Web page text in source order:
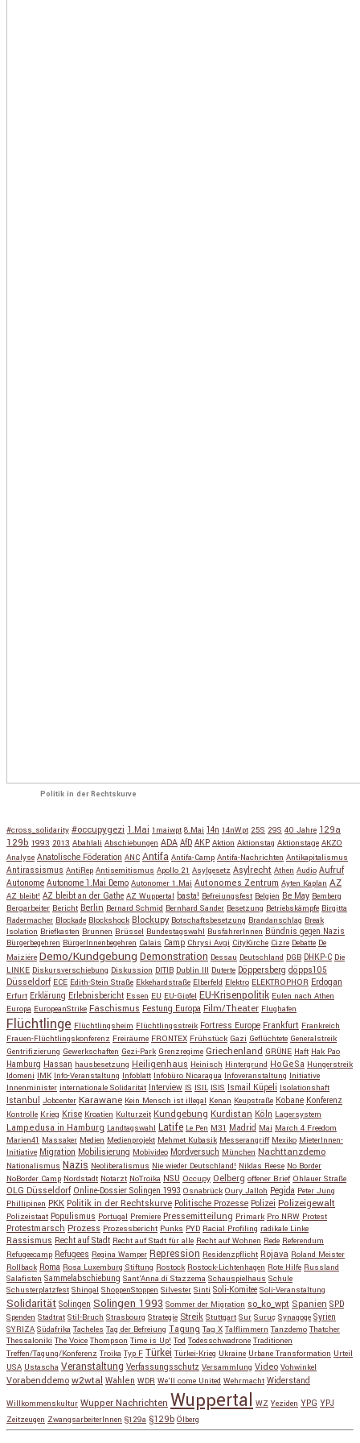
Politik in der Rechtskurve
#cross_solidarity #occupygezi 1.Mai 1maiwpt 8.Mai 14n 14nWpt 25S 29S 40 Jahre 129a
129b 1993 2013 Abahlali Abschiebungen ADA AfD AKP Aktion Aktionstag Aktionstage AKZO
Analyse Anatolische Föderation ANC Antifa Antifa-Camp Antifa-Nachrichten Antikapitalismus
Antirassismus AntiRep Antisemitismus Apollo 21 Asylgesetz Asylrecht Athen Audio Aufruf
Autonome Autonome 1.Mai Demo Autonomer 1.Mai Autonomes Zentrum Ayten Kaplan AZ
AZ bleibt! AZ bleibt an der Gathe AZ Wuppertal basta! Befreiungsfest Belgien Be May Bemberg
Bergarbeiter Bericht Berlin Bernard Schmid Bernhard Sander Besetzung Betriebskämpfe Birgitta
Radermacher Blockade Blockshock Blockupy Botschaftsbesetzung Brandanschlag Break
Isolation Briefkasten Brunnen Brüssel Bundestagswahl BusfahrerInnen Bündnis gegen Nazis
Bürgerbegehren BürgerInnenbegehren Calais Camp Chrysi Avgi CityKirche Cizre Debatte De
Maiziére Demo/Kundgebung Demonstration Dessau Deutschland DGB DHKP-C Die
LINKE Diskursverschiebung Diskussion DITIB Dublin III Duterte Döppersberg döpps105
Düsseldorf ECE Edith-Stein Straße Ekkehardstraße Elberfeld Elektro ELEKTROPHOR Erdogan
Erfurt Erklärung Erlebnisbericht Essen EU EU-Gipfel EU-Krisenpolitik Eulen nach Athen
Europa EuropeanStrike Faschismus Festung Europa Film/Theater Flughafen
Flüchtlinge Flüchtlingsheim Flüchtlingsstreik Fortress Europe Frankfurt Frankreich
Frauen-Flüchtlingskonferenz Freiräume FRONTEX Frühstück Gazi Geflüchtete Generalstreik
Gentrifizierung Gewerkschaften Gezi-Park Grenzregime Griechenland GRÜNE Haft Hak Pao
Hamburg Hassan hausbesetzung Heiligenhaus Heinisch Hintergrund HoGeSa Hungerstreik
Idomeni IMK Info-Veranstaltung Infoblatt Infobüro Nicaragua Infoveranstaltung Initiative
Innenminister internationale Solidarität Interview IS ISIL ISIS Ismail Küpeli Isolationshaft
Istanbul Jobcenter Karawane Kein Mensch ist illegal Kenan Keupstraße Kobane Konferenz
Kontrolle Krieg Krise Kroatien Kulturzeit Kundgebung Kurdistan Köln Lagersystem
Lampedusa in Hamburg Landtagswahl Latife Le Pen M31 Madrid Mai March 4 Freedom
Marien41 Massaker Medien Medienprojekt Mehmet Kubasik Messerangriff Mexiko MieterInnen-
Initiative Migration Mobilisierung Mobivideo Mordversuch München Nachttanzdemo
Nationalismus Nazis Neoliberalismus Nie wieder Deutschland! Niklas Reese No Border
NoBorder Camp Nordstadt Notarzt NoTroika NSU Occupy Oelberg offener Brief Ohlauer Straße
OLG Düsseldorf Online-Dossier Solingen 1993 Osnabrück Oury Jalloh Pegida Peter Jung
Phillipinen PKK Politik in der Rechtskurve Politische Prozesse Polizei Polizeigewalt
Polizeistaat Populismus Portugal Premiere Pressemitteilung Primark Pro NRW Protest
Protestmarsch Prozess Prozessbericht Punks PYD Racial Profiling radikale Linke
Rassismus Recht auf Stadt Recht auf Stadt für alle Recht auf Wohnen Rede Referendum
Refugeecamp Refugees Regina Wamper Repression Residenzpflicht Rojava Roland Meister
Rollback Roma Rosa Luxemburg Stiftung Rostock Rostock-Lichtenhagen Rote Hilfe Russland
Salafisten Sammelabschiebung Sant'Anna di Stazzema Schauspielhaus Schule
Schusterplatzfest Shingal ShoppenStoppen Silvester Sinti Soli-Komitee Soli-Veranstaltung
Solidarität Solingen Solingen 1993 Sommer der Migration so_ko_wpt Spanien SPD
Spenden Stadtrat Stil-Bruch Strasbourg Strategie Streik Stuttgart Sur Suruç Synagoge Syrien
SYRIZA Südafrika Tacheles Tag der Befreiung Tagung Tag X Talflimmern Tanzdemo Thatcher
Thessaloniki The Voice Thompson Time is Up! Tod Todesschwadrone Traditionen
Treffen/Tagung/Konferenz Troika Typ F Türkei Türkei-Krieg Ukraine Urbane Transformation Urteil
USA Ustascha Veranstaltung Verfassungsschutz Versammlung Video Vohwinkel
Vorabenddemo w2wtal Wahlen WDR We'll come United Wehrmacht Widerstand
Willkommenskultur Wupper Nachrichten Wuppertal WZ Yeziden YPG YPJ
Zeitzeugen ZwangsarbeiterInnen §129a §129b Ölberg